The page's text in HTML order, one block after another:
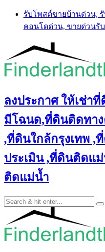
Skip
content
รับโพสต์ขายบ้านด่วน,
คอนโดด่วน, ขายด่วนรั
ลงประกาศ ให้เช่า
มีโฉนด,ที่ดินติดทา
,ที่ดินใกล้กรุงเทพ ,
ประเมิน ,ที่ดินติดแ
ติดแม่น้ำ